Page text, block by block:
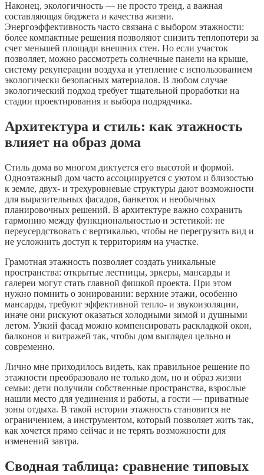
Наконец, экологичность — не просто тренд, а важная
составляющая бюджета и качества жизни.
Энергоэффективность часто связана с выбором этажности:
более компактные решения позволяют снизить теплопотери за
счет меньшей площади внешних стен. Но если участок
позволяет, можно рассмотреть солнечные панели на крыше,
систему рекуперации воздуха и утепление с использованием
экологически безопасных материалов. В любом случае
экологический подход требует тщательной проработки на
стадии проектирования и выбора подрядчика.
Архитектура и стиль: как этажность
влияет на образ дома
Стиль дома во многом диктуется его высотой и формой.
Одноэтажный дом часто ассоциируется с уютом и близостью
к земле, двух- и трехуровневые структуры дают возможности
для выразительных фасадов, банкеток и необычных
планировочных решений. В архитектуре важно сохранить
гармонию между функциональностью и эстетикой: не
переусердствовать с вертикалью, чтобы не перегрузить вид и
не усложнить доступ к территориям на участке.
Грамотная этажность позволяет создать уникальные
пространства: открытые лестницы, эркеры, мансарды и
галереи могут стать главной фишкой проекта. При этом
нужно помнить о зонировании: верхние этажи, особенно
мансарды, требуют эффективной тепло- и звукоизоляции,
иначе они рискуют оказаться холодными зимой и душными
летом. Узкий фасад можно компенсировать раскладкой окон,
балконов и витражей так, чтобы дом выглядел цельно и
современно.
Лично мне приходилось видеть, как правильное решение по
этажности преобразовало не только дом, но и образ жизни
семьи: дети получили собственные пространства, взрослые
нашли место для уединения и работы, а гости — приватные
зоны отдыха. В такой истории этажность становится не
ограничением, а инструментом, который позволяет жить так,
как хочется прямо сейчас и не терять возможности для
изменений завтра.
Сводная таблица: сравнение типовых